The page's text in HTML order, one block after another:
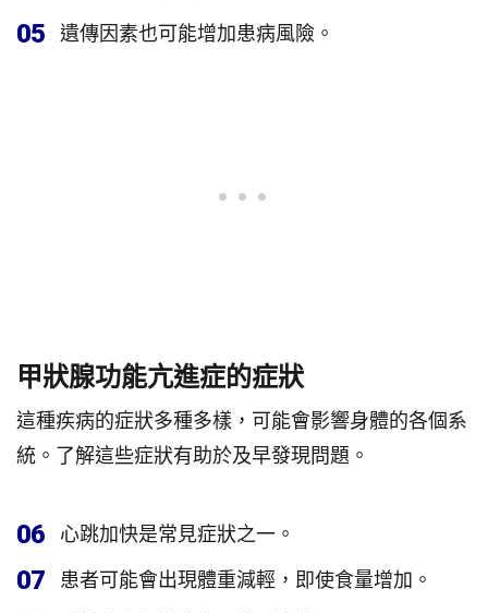
05 遺傳因素也可能增加患病風險。
甲狀腺功能亢進症的症狀
這種疾病的症狀多種多樣，可能會影響身體的各個系
統。了解這些症狀有助於及早發現問題。
06 心跳加快是常見症狀之一。
07 患者可能會出現體重減輕，即使食量增加。